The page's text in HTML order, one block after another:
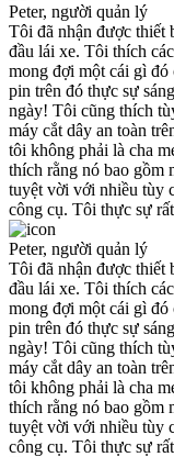
Peter, người quản lý
Tôi đã nhận được thiết
đầu lái xe. Tôi thích
mong đợi một cái gì
pin trên đó thực sự
ngày! Tôi cũng thích
máy cắt dây an toàn
tôi không phải là cha
thích rằng nó bao gồm
tuyệt vời với nhiều tùy
công cụ. Tôi thực sự
Peter, người quản lý
Tôi đã nhận được thiết
đầu lái xe. Tôi thích
mong đợi một cái gì
pin trên đó thực sự
ngày! Tôi cũng thích
máy cắt dây an toàn
tôi không phải là cha
thích rằng nó bao gồm
tuyệt vời với nhiều tùy
công cụ. Tôi thực sự